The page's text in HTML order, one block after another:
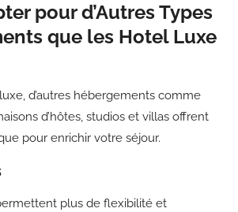
pour d’Autres Types
que les Hotel Luxe
d’autres hébergements comme
d’hôtes, studios et villas offrent
pour enrichir votre séjour.
plus de flexibilité et